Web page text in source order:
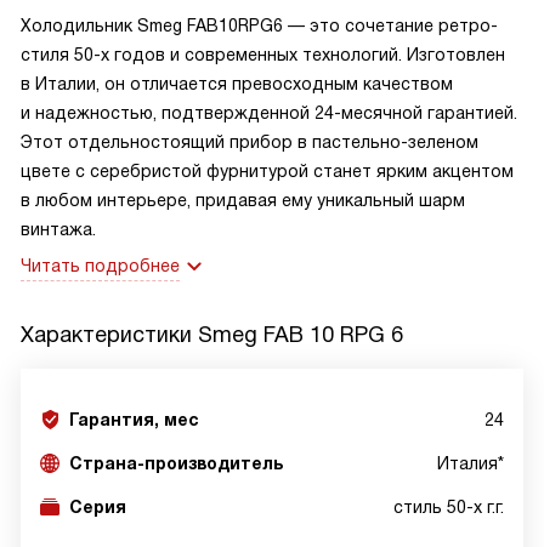
Холодильник Smeg FAB10RPG6 — это сочетание ретро-
стиля 50-х годов и современных технологий. Изготовлен
в Италии, он отличается превосходным качеством
и надежностью, подтвержденной 24-месячной гарантией.
Этот отдельностоящий прибор в пастельно-зеленом
цвете с серебристой фурнитурой станет ярким акцентом
в любом интерьере, придавая ему уникальный шарм
винтажа.
Читать подробнее
Характеристики Smeg FAB 10 RPG 6
Гарантия, мес 24
Страна-производитель Италия*
Серия стиль 50-х г.г.